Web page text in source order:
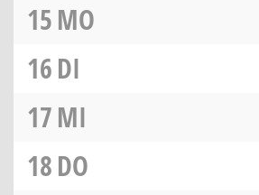
15MO
16DI
17MI
18DO